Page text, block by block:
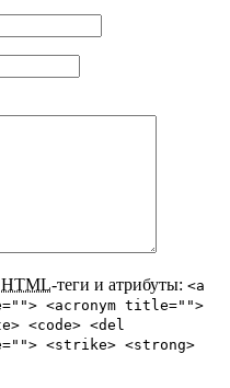
HTML-теги и атрибуты: <a
<acronym title="">
<code> <del
<strike> <strong>